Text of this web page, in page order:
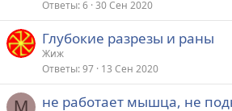
Ответы 6 30 Сен 2020
Глубокие разрезы и раны
Жиж
Ответы 97 13 Сен 2020
M
не работает мышца, не